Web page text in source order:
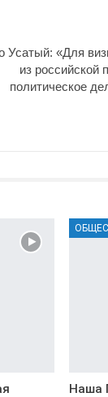
Усатый: «Для
из российской
политическое
Наша